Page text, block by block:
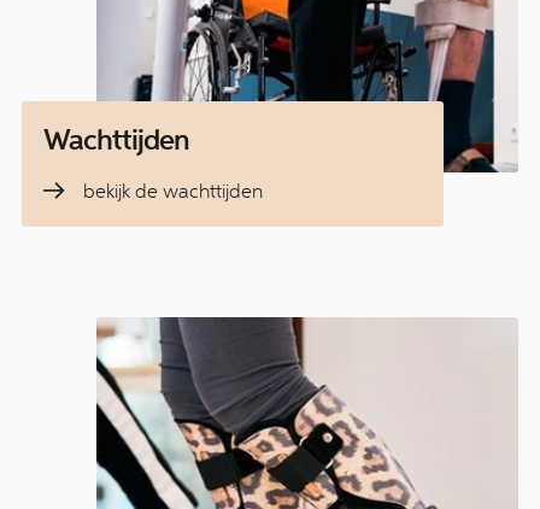
Wachttijden
bekijk de wachttijden